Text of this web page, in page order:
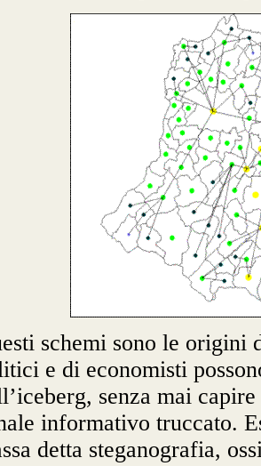
schemi sono le origini
e di economisti
senza mai
informativo truccato.
detta steganografia,